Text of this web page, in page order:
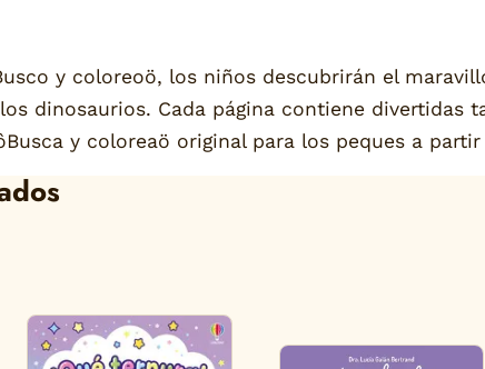
y coloreoö, los niños descubrirán el
dinosaurios. Cada página contiene divertidas
y coloreaö original para los peques a partir